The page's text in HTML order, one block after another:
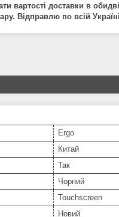
вартості доставки в обидві
. Відправлю по всій Україні
Ergo
Китай
Так
Чорний
Touchscreen
Новий